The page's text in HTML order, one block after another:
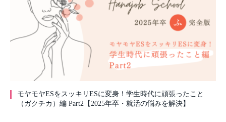
モヤモヤESをスッキリESに変身！学生時代に頑張ったこと
（ガクチカ）編 Part2【2025年卒・就活の悩みを解決】